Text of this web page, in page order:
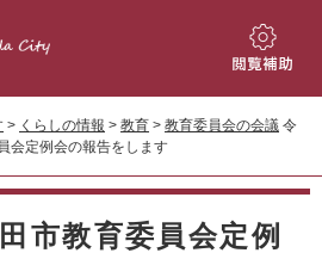
閲
補
> くらしの情報 > 教育 > 教育委員会の会議 令
会定例会の報告をします
市教育委員会定例